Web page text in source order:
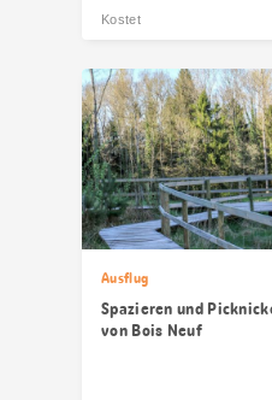
Kostet
Ausflug
Spazieren und
von Bois Neuf